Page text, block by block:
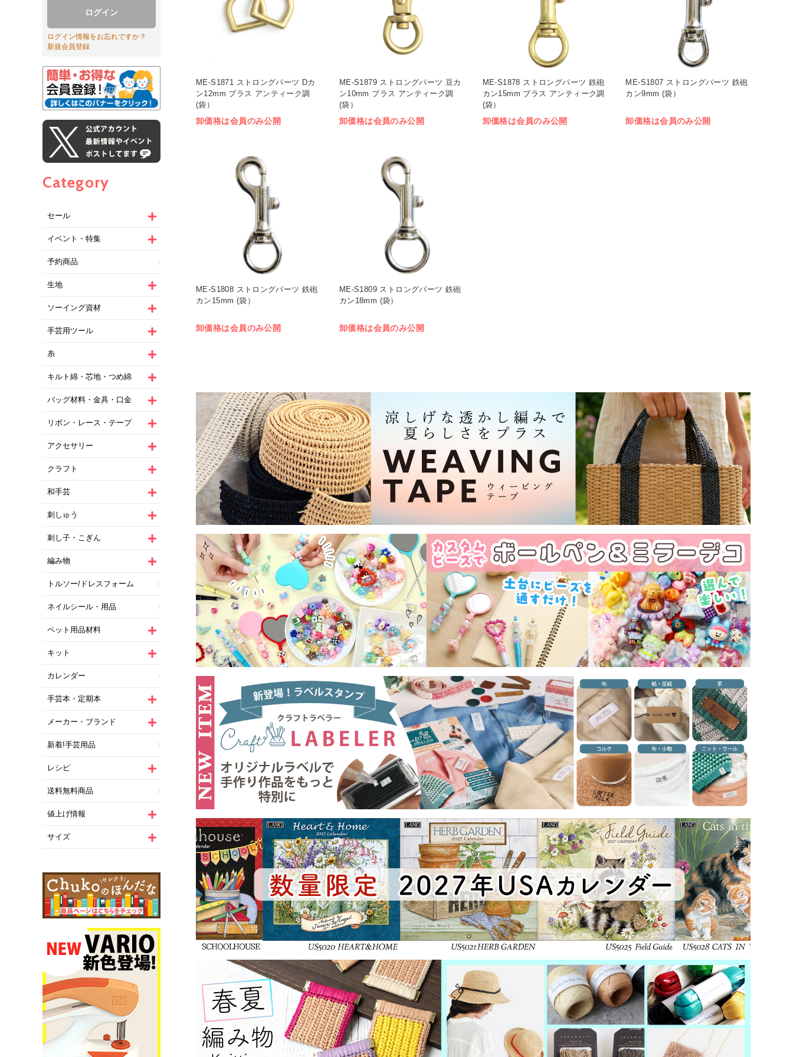
ログイン
ログイン情報をお忘れですか？
新規会員登録
Category
セール
イベント・特集
予約商品
生地
ソーイング資材
手芸用ツール
糸
キルト綿・芯地・つめ綿
バッグ材料・金具・口金
リボン・レース・テープ
アクセサリー
クラフト
和手芸
刺しゅう
刺し子・こぎん
編み物
トルソー/ドレスフォーム
ネイルシール・用品
ペット用品材料
キット
カレンダー
手芸本・定期本
メーカー・ブランド
新着!手芸用品
レシピ
送料無料商品
値上げ情報
サイズ
ME-S1871 ストロングパーツ Dカ
ン12mm ブラス アンティーク調
(袋）
卸価格は会員のみ公開
ME-S1879 ストロングパーツ 豆カ
ン10mm ブラス アンティーク調
(袋）
卸価格は会員のみ公開
ME-S1878 ストロングパーツ 鉄砲
カン15mm ブラス アンティーク調
(袋）
卸価格は会員のみ公開
ME-S1807 ストロングパーツ 鉄砲
カン9mm (袋）
卸価格は会員のみ公開
ME-S1808 ストロングパーツ 鉄砲
カン15mm (袋）
卸価格は会員のみ公開
ME-S1809 ストロングパーツ 鉄砲
カン18mm (袋）
卸価格は会員のみ公開